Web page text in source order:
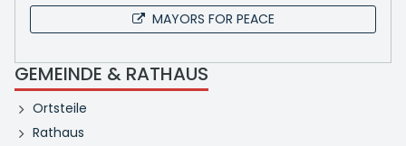
MAYORS FOR PEACE
GEMEINDE & RATHAUS
Ortsteile
Rathaus